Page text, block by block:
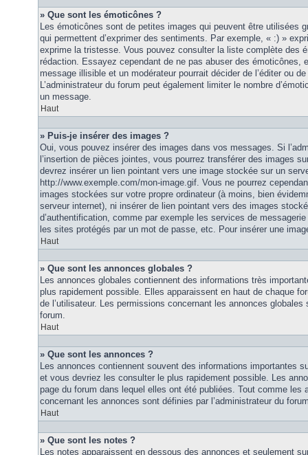
» Que sont les émoticônes ?
Les émoticônes sont de petites images qui peuvent être utilisées
qui permettent d’exprimer des sentiments. Par exemple, « :) »
exprime la tristesse. Vous pouvez consulter la liste complète des
rédaction. Essayez cependant de ne pas abuser des émoticônes,
message illisible et un modérateur pourrait décider de l’éditer ou
L’administrateur du forum peut également limiter le nombre
un message.
Haut
» Puis-je insérer des images ?
Oui, vous pouvez insérer des images dans vos messages. Si
l’insertion de pièces jointes, vous pourrez transférer des images
devrez insérer un lien pointant vers une image stockée sur un
http://www.exemple.com/mon-image.gif. Vous ne pourrez
images stockées sur votre propre ordinateur (à moins, bien
serveur internet), ni insérer de lien pointant vers des images
d’authentification, comme par exemple les services de
les sites protégés par un mot de passe, etc. Pour insérer une
Haut
» Que sont les annonces globales ?
Les annonces globales contiennent des informations très
plus rapidement possible. Elles apparaissent en haut de chaque
de l’utilisateur. Les permissions concernant les annonces globales
forum.
Haut
» Que sont les annonces ?
Les annonces contiennent souvent des informations importantes
et vous devriez les consulter le plus rapidement possible. Les
page du forum dans lequel elles ont été publiées. Tout comme les
concernant les annonces sont définies par l’administrateur du
Haut
» Que sont les notes ?
Les notes apparaissent en dessous des annonces et seulement